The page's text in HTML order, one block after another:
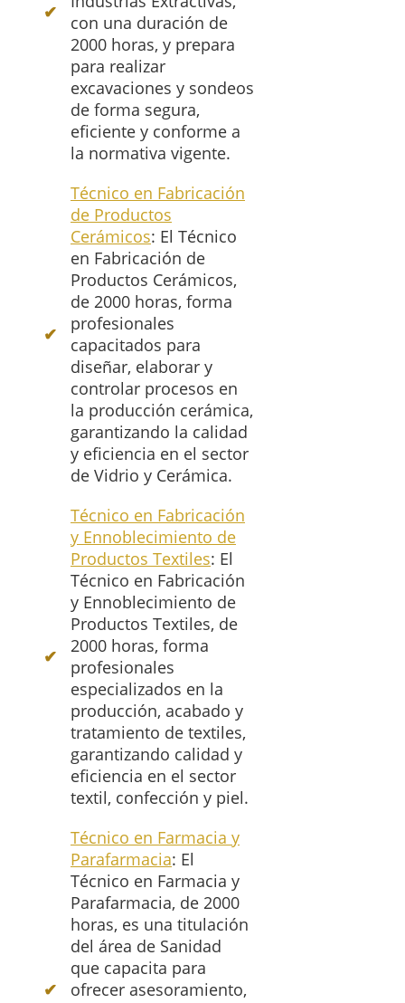
con una duración de
2000 horas, y prepara
para realizar
excavaciones y sondeos
de forma segura,
eficiente y conforme a
la normativa vigente.
Técnico en Fabricación
de Productos
Cerámicos: El Técnico
en Fabricación de
Productos Cerámicos,
de 2000 horas, forma
profesionales
capacitados para
diseñar, elaborar y
controlar procesos en
la producción cerámica,
garantizando la calidad
y eficiencia en el sector
de Vidrio y Cerámica.
Técnico en Fabricación
y Ennoblecimiento de
Productos Textiles: El
Técnico en Fabricación
y Ennoblecimiento de
Productos Textiles, de
2000 horas, forma
profesionales
especializados en la
producción, acabado y
tratamiento de textiles,
garantizando calidad y
eficiencia en el sector
textil, confección y piel.
Técnico en Farmacia y
Parafarmacia: El
Técnico en Farmacia y
Parafarmacia, de 2000
horas, es una titulación
del área de Sanidad
que capacita para
ofrecer asesoramiento,